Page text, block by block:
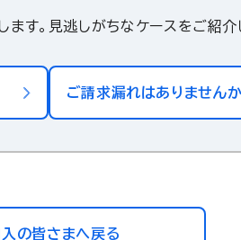
す。 見逃しがちなケースをご紹介
ご請求漏れはありません
の皆さまへ戻る